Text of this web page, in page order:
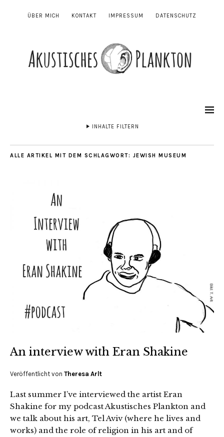
ÜBER MICH KONTAKT IMPRESSUM DATENSCHUTZ
INHALTE FILTERN
ALLE ARTIKEL MIT DEM SCHLAGWORT: JEWISH MUSEUM
An interview with Eran Shakine
Veröffentlicht von Theresa Arlt
Last summer I’ve interviewed the artist Eran
Shakine for my podcast Akustisches Plankton and
we talk about his art, Tel Aviv (where he lives and
works) and the role of religion in his art and of